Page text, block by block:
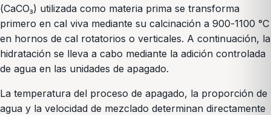
(CaCO₃) utilizada como materia prima se transforma
primero en cal viva mediante su calcinación a 900-1100 °C
en hornos de cal rotatorios o verticales. A continuación, la
hidratación se lleva a cabo mediante la adición controlada
de agua en las unidades de apagado.
La temperatura del proceso de apagado, la proporción de
agua y la velocidad de mezclado determinan directamente